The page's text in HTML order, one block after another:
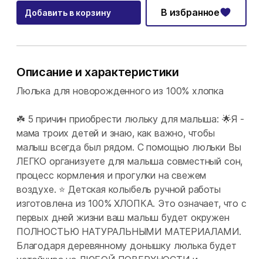
Добавить в корзину В избранное
Описание и характеристики
Люлька для новорожденного из 100% хлопка
☘️ 5 причин приобрести люльку для малыша: 🌟Я -
мама троих детей и знаю, как важно, чтобы
малыш всегда был рядом. С помощью люльки Вы
ЛЕГКО организуете для малыша совместный сон,
процесс кормления и прогулки на свежем
воздухе. ⭐ Детская колыбель ручной работы
изготовлена из 100% ХЛОПКА. Это означает, что с
первых дней жизни ваш малыш будет окружен
ПОЛНОСТЬЮ НАТУРАЛЬНЫМИ МАТЕРИАЛАМИ.
Благодаря деревянному донышку люлька будет